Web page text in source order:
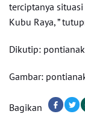
terciptanya
Kubu Raya, ”
Dikutip:
Gambar:
Bagikan